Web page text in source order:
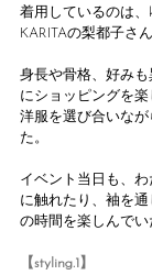
着用しているのは、
KARITAの梨都子さん
身長や骨格、好み
にショッピングを
洋服を選び合いな
た。
イベント当日も、
に触れたり、袖を
の時間を楽しんでい
【styling.1】